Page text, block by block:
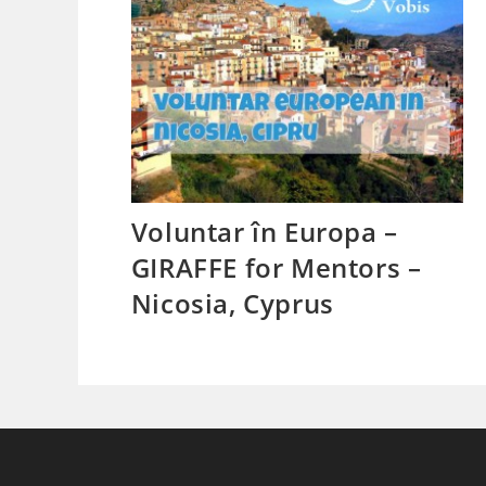
Voluntar în Europa –
GIRAFFE for Mentors –
Nicosia, Cyprus